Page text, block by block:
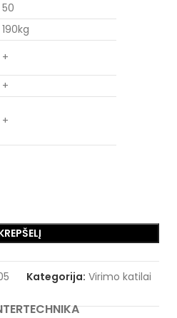
50
190kg
+
+
+
Kategorija: Virimo katilai